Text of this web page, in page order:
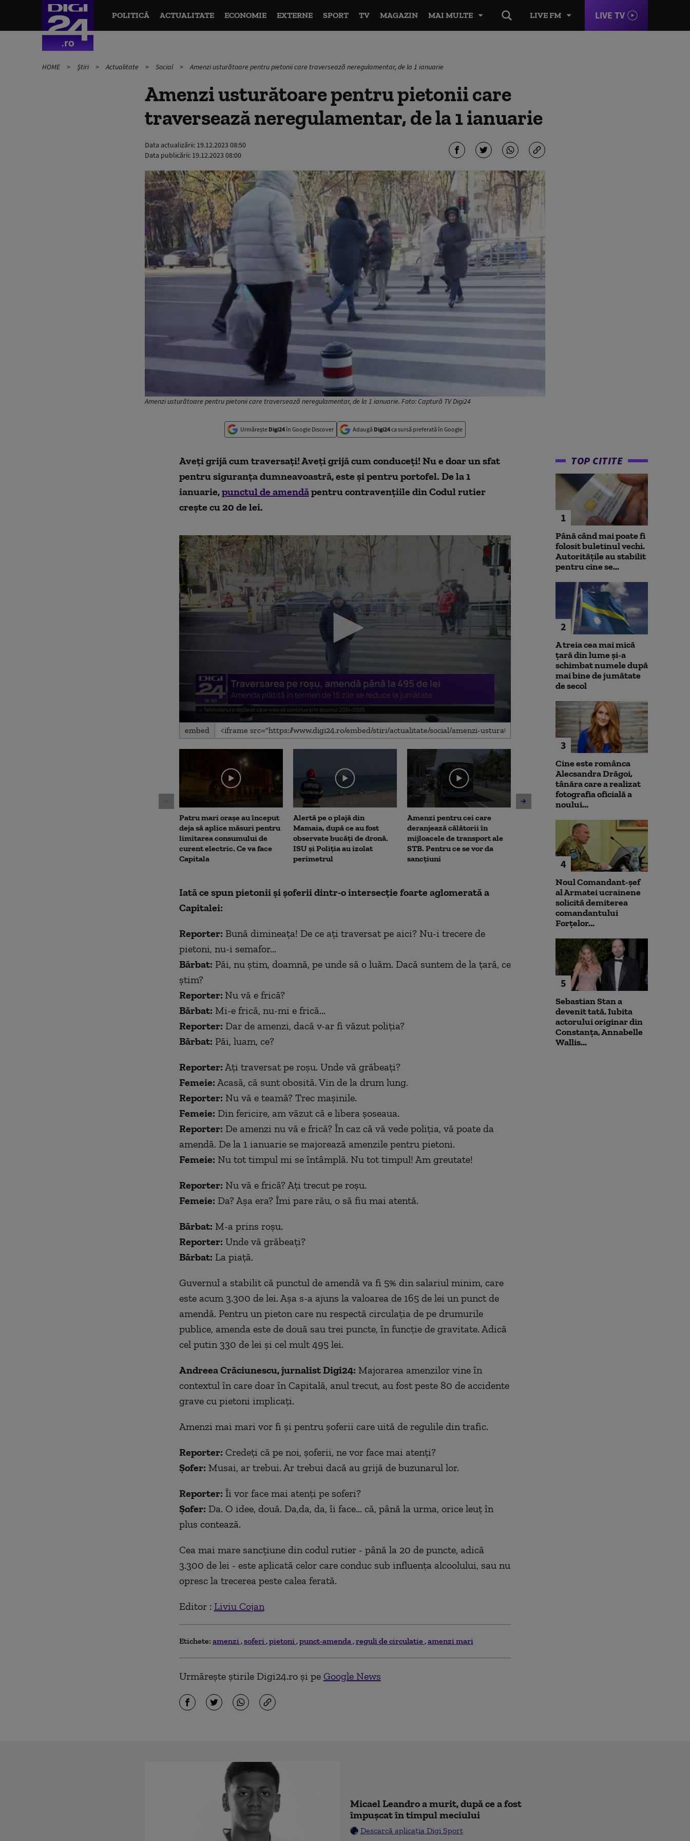
LIVE FM LIVE TV
POLITICĂ ACTUALITATE ECONOMIE EXTERNE SPORT TV MAGAZIN MAI MULTE
HOME Știri Actualitate Social Amenzi usturătoare pentru pietonii care traversează neregulamentar, de la 1 ianuarie
Amenzi usturătoare pentru pietonii care
traversează neregulamentar, de la 1 ianuarie
Data actualizării: 19.12.2023 08:50
Data publicării: 19.12.2023 08:00
Amenzi usturătoare pentru pietonii care traversează neregulamentar, de la 1 ianuarie. Foto: Captură TV Digi24
Urmărește Digi24în Google Discover Adaugă Digi24ca sursă preferată în Google
Aveți grijă cum traversați! Aveți grijă cum conduceți! Nu e doar un sfat
pentru siguranța dumneavoastră, este și pentru portofel. De la 1
ianuarie,punctul de amendăpentru contravențiile din Codul rutier
crește cu 20 de lei.
0
seconds
3
Volume
90%
embed
Patru mari orașe au început
deja să aplice măsuri pentru
limitarea consumului de
curent electric. Ce va face
Capitala
Alertă pe o plajă din
Mamaia, după ce au fost
observate bucăți de dronă.
ISU și Poliția au izolat
perimetrul
Amenzi pentru cei care
deranjează călătorii în
mijloacele de transport ale
STB. Pentru ce se vor da
sancțiuni
pune la pământ un pacient
violent. Ce nu a știut
bărbatul agresiv atunci când
migranții
Iată ce spun pietonii și șoferii dintr-o intersecție foarte aglomerată a
Capitalei:
Reporter: Bună dimineața! De ce ați traversat pe aici? Nu-i trecere de
pietoni, nu-i semafor...
Bărbat: Păi, nu știm, doamnă, pe unde să o luăm. Dacă suntem de la țară, ce
știm?
Reporter: Nu vă e frică?
Bărbat: Mi-e frică, nu-mi e frică...
Reporter: Dar de amenzi, dacă v-ar fi văzut poliția?
Bărbat: Păi, luam, ce?
Reporter: Ați traversat pe roșu. Unde vă grăbeați?
Femeie: Acasă, că sunt obosită. Vin de la drum lung.
Reporter: Nu vă e teamă? Trec mașinile.
Femeie: Din fericire, am văzut că e libera șoseaua.
Reporter: De amenzi nu vă e frică? În caz că vă vede poliția, vă poate da
amendă. De la 1 ianuarie se majorează amenzile pentru pietoni.
Femeie: Nu tot timpul mi se întâmplă. Nu tot timpul! Am greutate!
Reporter: Nu vă e frică? Ați trecut pe roșu.
Femeie: Da? Așa era? Îmi pare rău, o să fiu mai atentă.
Bărbat: M-a prins roșu.
Reporter: Unde vă grăbeați?
Bărbat: La piață.
Guvernul a stabilit că punctul de amendă va fi 5% din salariul minim, care
este acum 3.300 de lei. Așa s-a ajuns la valoarea de 165 de lei un punct de
amendă. Pentru un pieton care nu respectă circulația de pe drumurile
publice, amenda este de două sau trei puncte, în funcție de gravitate. Adică
cel putin 330 de lei și cel mult 495 lei.
Andreea Crăciunescu, jurnalist Digi24: Majorarea amenzilor vine în
contextul în care doar în Capitală, anul trecut, au fost peste 80 de accidente
grave cu pietoni implicați.
Amenzi mai mari vor fi și pentru șoferii care uită de regulile din trafic.
Reporter: Credeți că pe noi, șoferii, ne vor face mai atenți?
Șofer: Musai, ar trebui. Ar trebui dacă au grijă de buzunarul lor.
Reporter: Îi vor face mai atenți pe soferi?
Șofer: Da. O idee, două. Da,da, da, îi face... că, până la urma, orice leuț în
plus contează.
Cea mai mare sancțiune din codul rutier - până la 20 de puncte, adică
3.300 de lei - este aplicată celor care conduc sub influența alcoolului, sau nu
opresc la trecerea peste calea ferată.
Editor : Liviu Cojan
Etichete: amenzi soferi pietoni punct-amenda reguli de circulatie amenzi mari
Urmărește știrile Digi24.ro și pe Google News
TOP CITITE
1
Până când mai poate fi
folosit buletinul vechi.
Autoritățile au stabilit
pentru cine se...
2
A treia cea mai mică
țară din lume și-a
schimbat numele după
mai bine de jumătate
de secol
3
Cine este românca
Alecsandra Drăgoi,
tânăra care a realizat
fotografia oficială a
noului...
4
Noul Comandant-șef
al Armatei ucrainene
solicită demiterea
comandantului
Forțelor...
5
Sebastian Stan a
devenit tată. Iubita
actorului originar din
Constanța, Annabelle
Wallis...
Micael Leandro a murit, după ce a fost
împușcat în timpul meciului
Descarcă aplicația Digi Sport